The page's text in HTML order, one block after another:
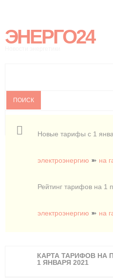
ЭНЕРГО24
Новые тарифы с 1
электроэнергию ➽ на
Рейтинг тарифов на 1
электроэнергию ➽ на
ПОИСК
КАРТА ТАРИФОВ НА
1 ЯНВАРЯ 2021